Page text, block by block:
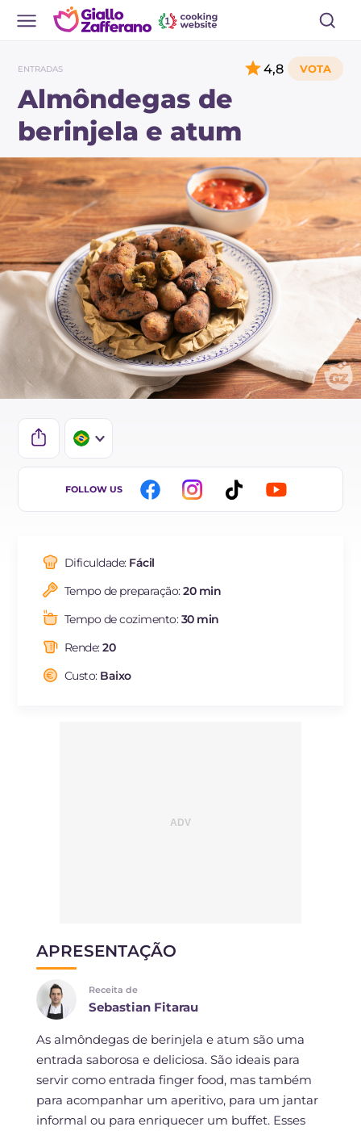
ENTRADAS
Almôndegas de
berinjela e atum
4,8
IT
ES
DE
NL
FOLLOW US
Dificuldade: Fácil
Tempo de preparação:20 min
Tempo de cozimento:30 min
Rende:20
Custo: Baixo
APRESENTAÇÃO
Receita de
Sebastian Fitarau
As almôndegas de berinjela e atum são uma
entrada saborosa e deliciosa. São ideais para
servir como entrada finger food, mas também
para acompanhar um aperitivo, para um jantar
informal ou para enriquecer um buffet. Esses